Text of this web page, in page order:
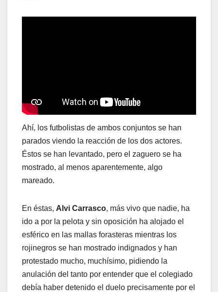
Ahí, los futbolistas de ambos conjuntos se han
parados viendo la reacción de los dos actores.
Éstos se han levantado, pero el zaguero se ha
mostrado, al menos aparentemente, algo
mareado.
En éstas, Alvi Carrasco, más vivo que nadie, ha
ido a por la pelota y sin oposición ha alojado el
esférico en las mallas forasteras mientras los
rojinegros se han mostrado indignados y han
protestado mucho, muchísimo, pidiendo la
anulación del tanto por entender que el colegiado
debía haber detenido el duelo precisamente por el